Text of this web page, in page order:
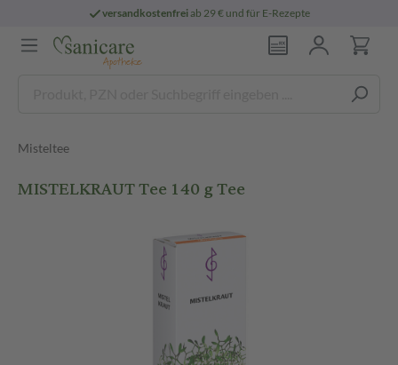
versandkostenfreiab 29 € und für E-Rezepte
Misteltee
MISTELKRAUT Tee 140 g Tee